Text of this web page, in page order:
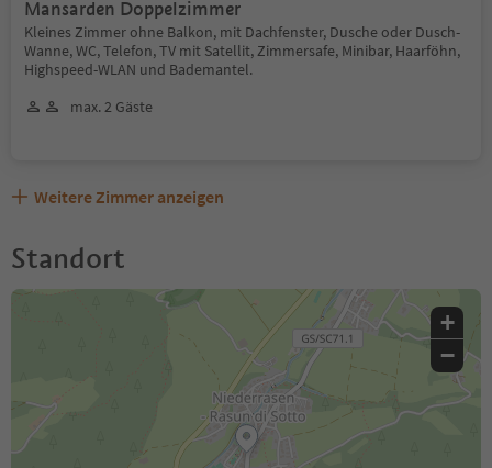
Mansarden Doppelzimmer
Kleines Zimmer ohne Balkon, mit Dachfenster, Dusche oder Dusch-
Wanne, WC, Telefon, TV mit Satellit, Zimmersafe, Minibar, Haarföhn,
Highspeed-WLAN und Bademantel.
max. 2 Gäste
Weitere Zimmer anzeigen
Standort
+
−